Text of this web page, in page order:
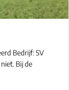
Bedrijf: SV
Bij de